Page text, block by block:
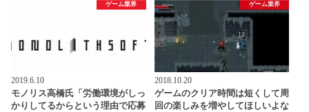
ゲーム業界
2019.6.10
モノリス高橋氏「労働環境がしっ
かりしてるからという理由で応募
ゲーム業界
2018.10.20
ゲームのクリア時間は短くして周
回の楽しみを増やしてほしいよな